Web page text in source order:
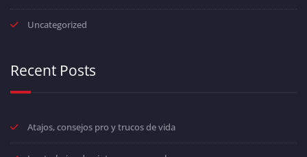
Uncategorized
Recent Posts
Atajos, consejos pro y trucos de vida